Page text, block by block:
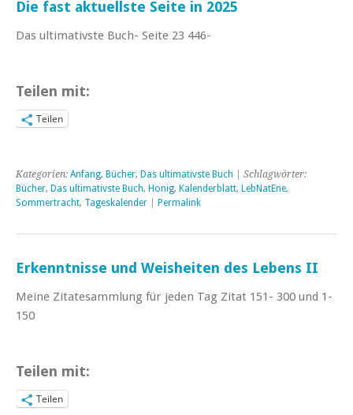
Die fast aktuellste Seite in 2025
Das ultimativste Buch- Seite 23 446-
Teilen mit:
Teilen
Kategorien: Anfang, Bücher, Das ultimativste Buch | Schlagwörter:
Bücher, Das ultimativste Buch, Honig, Kalenderblatt, LebNatEne,
Sommertracht, Tageskalender Permalink
Erkenntnisse und Weisheiten des Lebens II
Meine Zitatesammlung für jeden Tag Zitat 151- 300 und 1-
150
Teilen mit:
Teilen